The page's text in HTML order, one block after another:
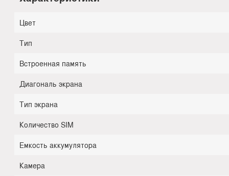
Цвет
Тип
Встроенная память
Диагональ экрана
Тип экрана
Количество SIM
Емкость аккумулятора
Камера